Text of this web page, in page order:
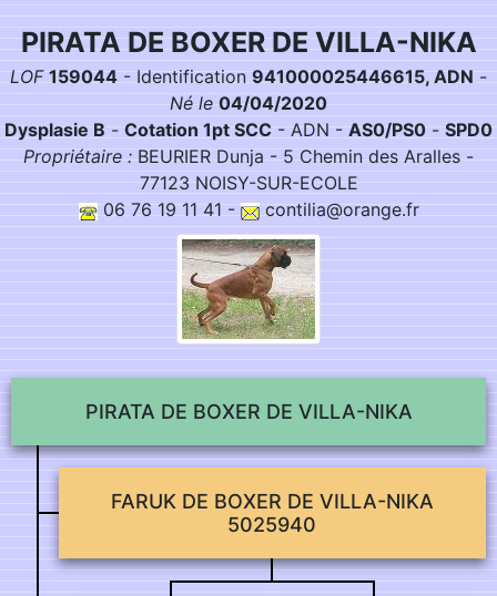
PIRATA DE BOXER DE VILLA-NIKA
LOF 159044 - Identification 941000025446615, ADN -
Né le 04/04/2020
Dysplasie B - Cotation 1pt SCC - ADN - AS0/PS0 - SPD0
Propriétaire : BEURIER Dunja - 5 Chemin des Aralles -
77123 NOISY-SUR-ECOLE
06 76 19 11 41 -
contilia@orange.fr
PIRATA DE BOXER DE VILLA-NIKA
FARUK DE BOXER DE VILLA-NIKA
5025940